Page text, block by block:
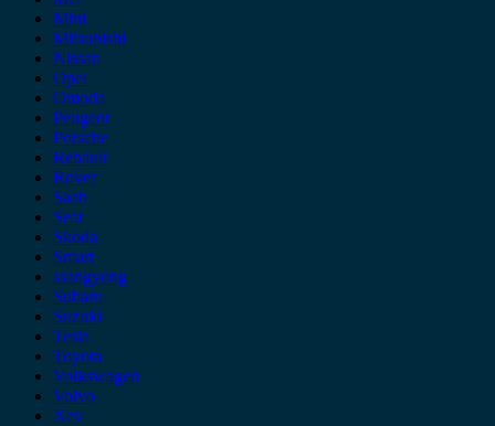
Mini
Mitsubishi
Nissan
Opel
Omoda
Peugeot
Porsche
Renault
Rover
Saab
Seat
Skoda
Smart
ssangyong
Subaru
Suzuki
Tesla
Toyota
Volkswagen
Volvo
Xev